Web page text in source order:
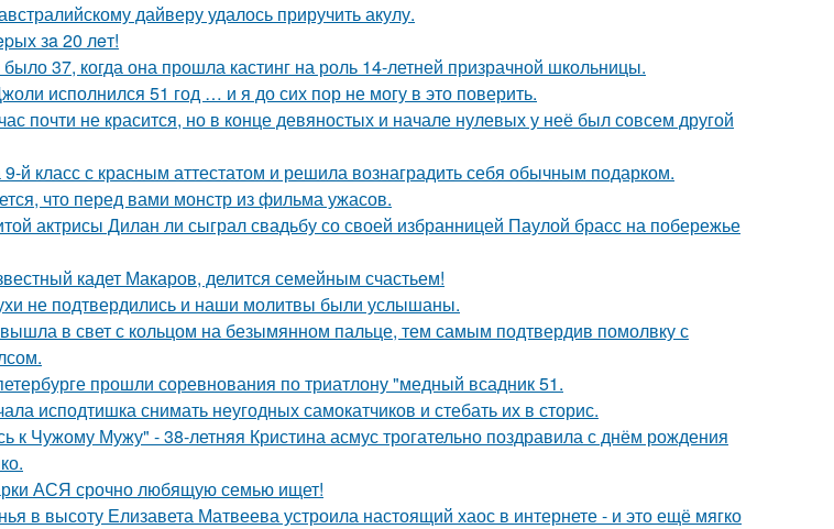
дайверу удалось приручить акулу.
зa 20 лeт!
37, когда она прошла кастинг на роль 14-летней призрачной школьницы.
исполнился 51 год … и я до сих пор не могу в это поверить.
почти не красится, но в конце девяностых и начале нулевых у неё был совсем другой
й класс с красным аттестатом и решила вознаградить себя обычным подарком.
что перед вами монстр из фильма ужасов.
актрисы Дилан ли сыграл свадьбу со своей избранницей Паулой брасс на побережье
кадет Макаров, делится семейным счастьем!
не подтвердились и наши молитвы были услышаны.
в свет с кольцом на безымянном пальце, тем самым подтвердив помолвку с
прошли соревнования по триатлону "медный всадник 51.
исподтишка снимать неугодных самокатчиков и стебать их в сторис.
к Чужому Мужу" - 38-летняя Кристина асмус трогательно поздравила с днём рождения
АСЯ срочно любящую семью ищет!
в высоту Елизавета Матвеева устроила настоящий хаос в интернете - и это ещё мягко